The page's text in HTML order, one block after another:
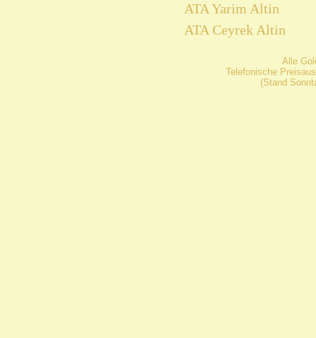
ATA Yarim Altin
ATA Ceyrek Altin
Alle
Telefonische
(Stand